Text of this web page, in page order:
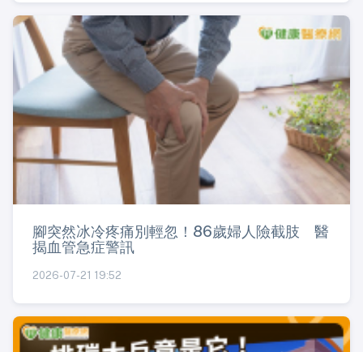
腳突然冰冷疼痛別輕忽！86歲婦人險截肢 醫
揭血管急症警訊
2026-07-21 19:52